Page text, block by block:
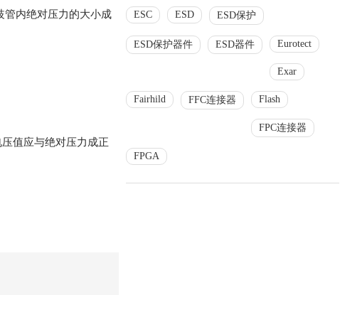
管内绝对压力的大小成
值应与绝对压力成正
ESC ESD ESD保护
ESD保护器件 ESD器件 Eurotect
Exar
Fairhild FFC连接器 Flash
FPC连接器
FPGA